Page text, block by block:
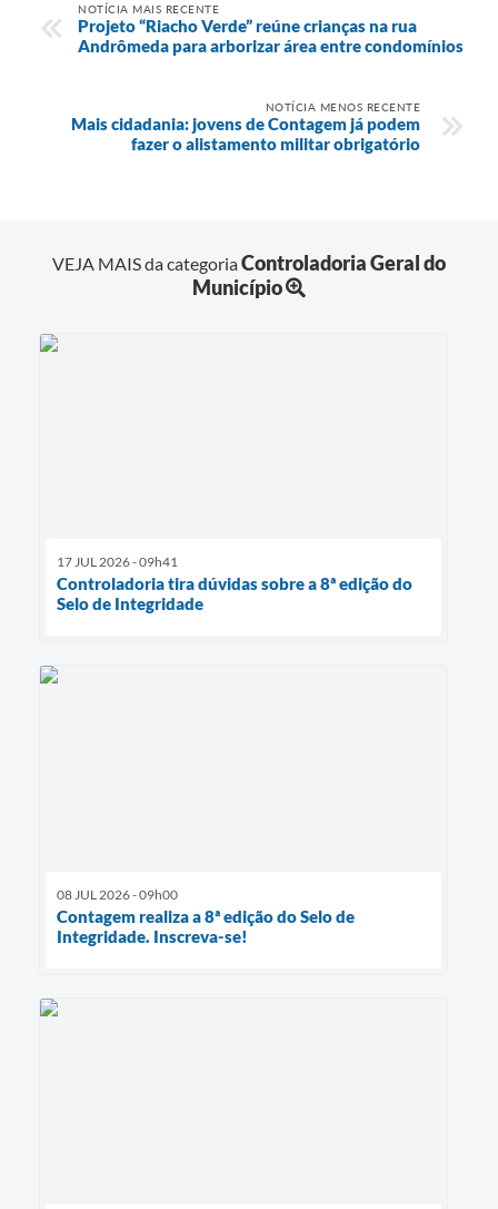
NOTÍCIA MAIS RECENTE
Projeto “Riacho Verde” reúne crianças na rua
Andrômeda para arborizar área entre condomínios
NOTÍCIA MENOS RECENTE
Mais cidadania: jovens de Contagem já podem
fazer o alistamento militar obrigatório
VEJA MAIS da categoriaControladoria Geral do
Município
17 JUL 2026 - 09h41
Controladoria tira dúvidas sobre a 8ª edição do
Selo de Integridade
08 JUL 2026 - 09h00
Contagem realiza a 8ª edição do Selo de
Integridade. Inscreva-se!